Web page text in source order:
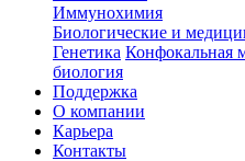
Иммунохимия
Биологические и
Генетика Конфокальная
биология
Поддержка
О компании
Карьера
Контакты